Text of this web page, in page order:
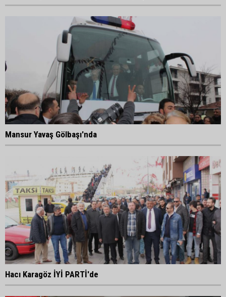
Mansur Yavaş Gölbaşı'nda
Hacı Karagöz İYİ PARTİ'de